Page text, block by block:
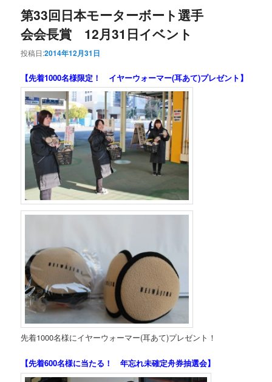
第33回日本モーターボート選手
会会長賞 12月31日イベント
投稿日:2014年12月31日
【先着1000名様限定！ イヤーウォーマー(耳あて)プレゼント】
先着1000名様にイヤーウォーマー(耳あて)プレゼント！
【先着600名様に当たる！ 年忘れ未確定舟券抽選会】